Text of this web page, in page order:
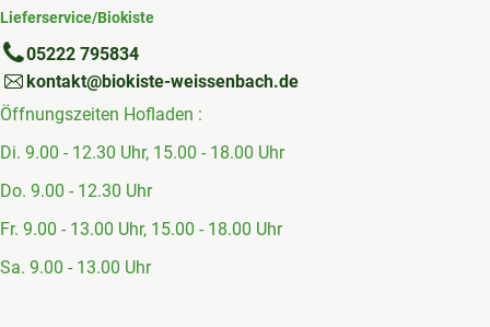
Lieferservice/Biokiste
05222 795834
kontakt@biokiste-weissenbach.de
Öffnungszeiten Hofladen :
Di. 9.00 - 12.30 Uhr, 15.00 - 18.00 Uhr
Do. 9.00 - 12.30 Uhr
Fr. 9.00 - 13.00 Uhr, 15.00 - 18.00 Uhr
Sa. 9.00 - 13.00 Uhr